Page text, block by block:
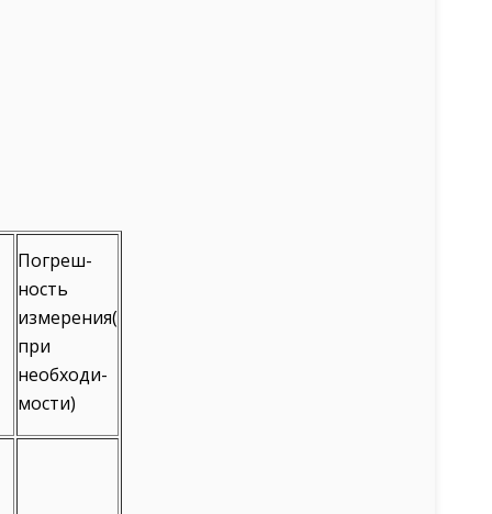
Погреш-
ность
измерения(
при
необходи-
мости)